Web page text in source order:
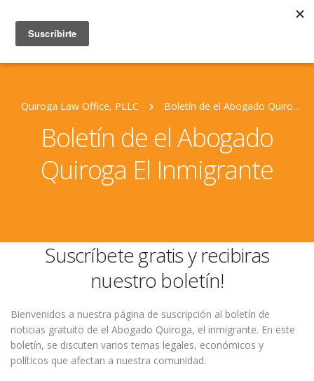
Quiroga Law Office, PLLC Boletín de el Abogado Quiroga El Inmigrante
Boletín de el Abogado
Quiroga El Inmigrante
Suscríbete gratis y recibiras
nuestro boletín!
Bienvenidos a nuestra página de suscripción al boletín de
noticias gratuito de el Abogado Quiroga, el inmigrante. En este
boletín, se discuten varios temas legales, económicos y
políticos que afectan a nuestra comunidad.